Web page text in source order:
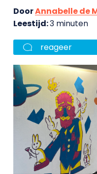
DoorAnnabelle de
Leestijd:3 minuten
reageer